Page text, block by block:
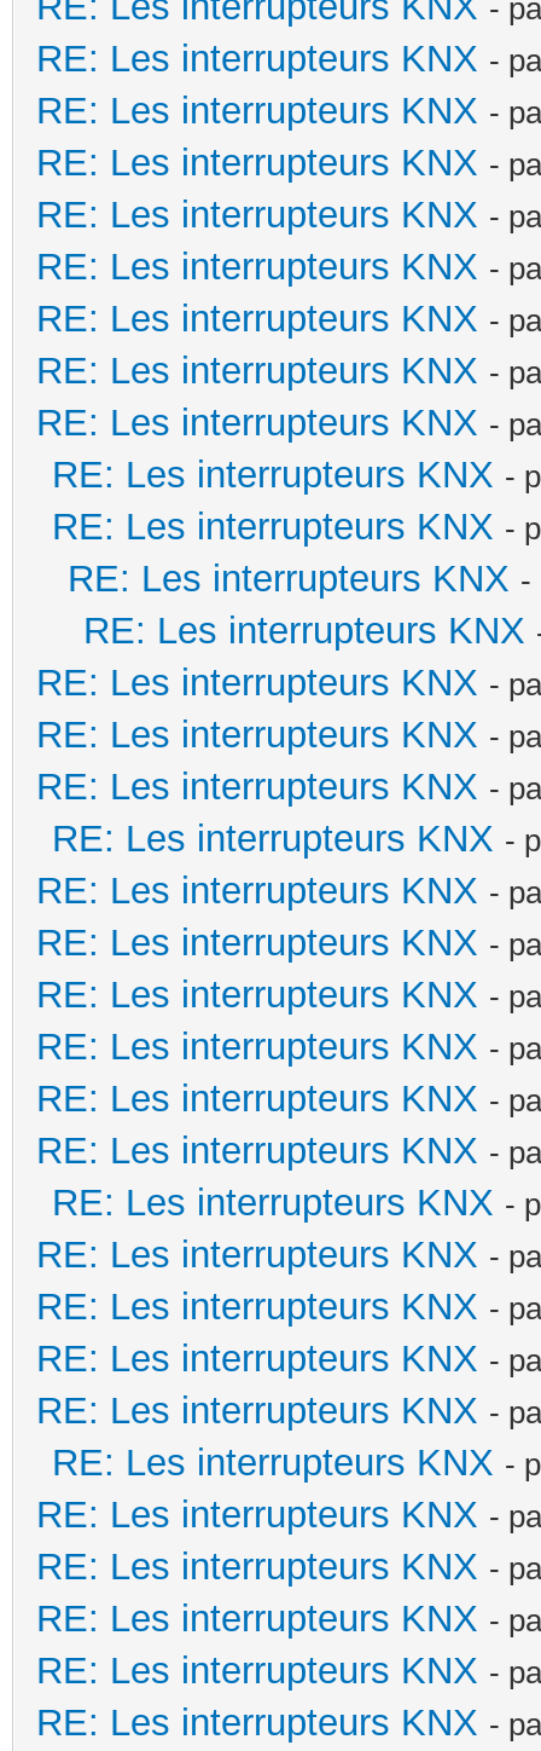
-
RE: Les interrupteurs KNX -
RE: Les interrupteurs KNX -
RE: Les interrupteurs KNX -
RE: Les interrupteurs KNX -
RE: Les interrupteurs KNX -
RE: Les interrupteurs KNX -
RE: Les interrupteurs KNX -
RE: Les interrupteurs KNX -
RE: Les interrupteurs KNX -
RE: Les interrupteurs KNX -
RE: Les interrupteurs KNX -
RE: Les interrupteurs KNX
RE: Les interrupteurs KNX -
RE: Les interrupteurs KNX -
RE: Les interrupteurs KNX -
RE: Les interrupteurs KNX -
RE: Les interrupteurs KNX -
RE: Les interrupteurs KNX -
RE: Les interrupteurs KNX -
RE: Les interrupteurs KNX -
RE: Les interrupteurs KNX -
RE: Les interrupteurs KNX -
RE: Les interrupteurs KNX -
RE: Les interrupteurs KNX -
RE: Les interrupteurs KNX -
RE: Les interrupteurs KNX -
RE: Les interrupteurs KNX -
RE: Les interrupteurs KNX -
RE: Les interrupteurs KNX -
RE: Les interrupteurs KNX -
RE: Les interrupteurs KNX -
RE: Les interrupteurs KNX -
RE: Les interrupteurs KNX -